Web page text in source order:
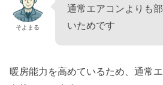
そよまる
通常エアコンよりも
いためです
暖房能力を高めているため、通常